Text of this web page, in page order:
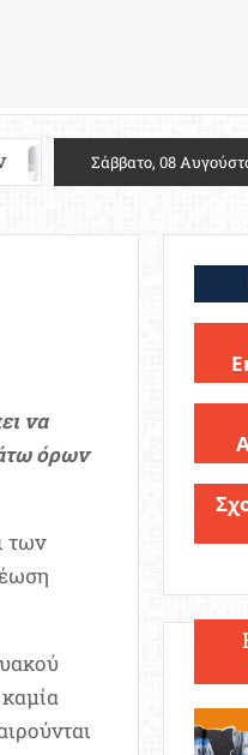
2027: Τι
Σάββατο, 08
να
όρων
των